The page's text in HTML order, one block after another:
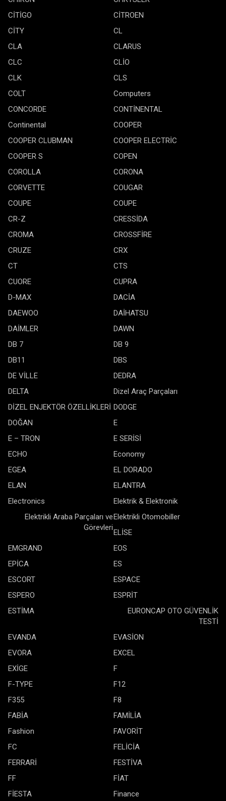
CİTİGO
CİTROEN
CİTY
CL
CLA
CLARUS
CLC
CLİO
CLK
CLS
COLT
Computers
CONCORDE
CONTİNENTAL
Continental
COOPER
COOPER CLUBMAN
COOPER ELECTRİC
COOPER S
COPEN
COROLLA
CORONA
CORVETTE
COUGAR
COUPE
COUPE
CR-Z
CRESSİDA
CROMA
CROSSFİRE
CRUZE
CRX
CT
CTS
CUORE
CUPRA
D-MAX
DACİA
DAEWOO
DAİHATSU
DAİMLER
DAWN
DB 7
DB 9
DB11
DBS
DE VİLLE
DEDRA
DELTA
Dizel Araç Parçaları
DİZEL ENJEKTÖR ÖZELLİKLERİ DODGE
DOĞAN
E
E – TRON
E SERİSİ
ECHO
Economy
EGEA
EL DORADO
ELAN
ELANTRA
Electronics
Elektrik & Elektronik
Elektrikli Araba Parçaları ve
Görevleri
Elektrikli Otomobiller
ELİSE
EMGRAND
EOS
EPİCA
ES
ESCORT
ESPACE
ESPERO
ESPRİT
ESTİMA
EURONCAP OTO GÜVENLİK
TESTİ
EVANDA
EVASİON
EVORA
EXCEL
EXİGE
F
F-TYPE
F12
F355
F8
FABİA
FAMİLİA
Fashion
FAVORİT
FC
FELİCİA
FERRARİ
FESTİVA
FF
FİAT
FİESTA
Finance